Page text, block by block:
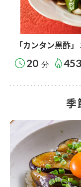
「カンタン黒酢
20 分 453
季